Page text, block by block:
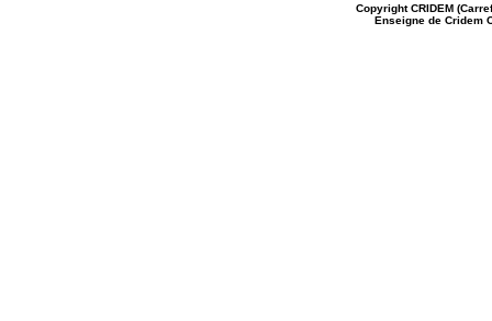
CopyrightCRIDEM
Enseigne de Cridem